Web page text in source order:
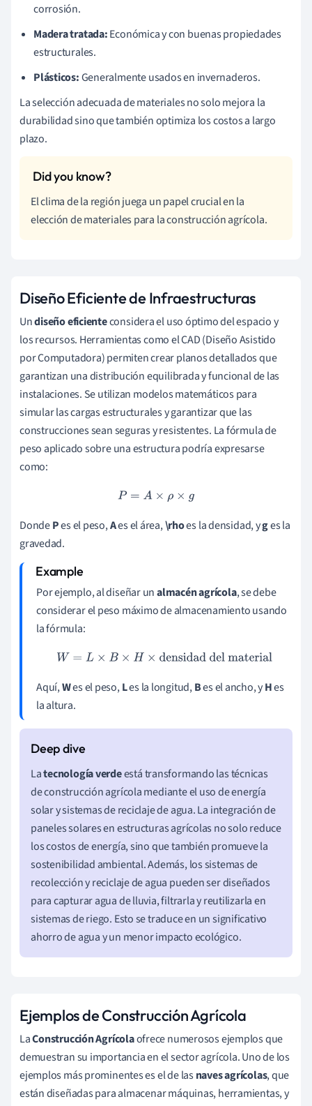
corrosión.
Madera tratada:Económica y con buenas propiedades
estructurales.
Plásticos:Generalmente usados en invernaderos.
La selección adecuada de materiales no solo mejora la
durabilidad sino que también optimiza los costos a largo
plazo.
El clima de la región juega un papel crucial en la
elección de materiales para la construcción agrícola.
Diseño Eficiente de Infraestructuras
Undiseño eficienteconsidera el uso óptimo del espacio y
los recursos. Herramientas como el CAD (Diseño Asistido
por Computadora) permiten crear planos detallados que
garantizan una distribución equilibrada y funcional de las
instalaciones. Se utilizan modelos matemáticos para
simular las cargas estructurales y garantizar que las
construcciones sean seguras y resistentes. La fórmula de
peso aplicado sobre una estructura podría expresarse
como:
P =A ×ρ ×g
DondePes el peso,Aes el área,\rhoes la densidad, yges la
gravedad.
Por ejemplo, al diseñar unalmacén agrícola, se debe
considerar el peso máximo de almacenamiento usando
la fórmula:
W= L×B ×H×densidad del material
Aquí,Wes el peso,Les la longitud,Bes el ancho, yHes
la altura.
Latecnología verdeestá transformando las técnicas
de construcción agrícola mediante el uso de energía
solar y sistemas de reciclaje de agua. La integración de
paneles solares en estructuras agrícolas no solo reduce
los costos de energía, sino que también promueve la
sostenibilidad ambiental. Además, los sistemas de
recolección y reciclaje de agua pueden ser diseñados
para capturar agua de lluvia, filtrarla y reutilizarla en
sistemas de riego. Esto se traduce en un significativo
ahorro de agua y un menor impacto ecológico.
Ejemplos de Construcción Agrícola
LaConstrucción Agrícolaofrece numerosos ejemplos que
demuestran su importancia en el sector agrícola. Uno de los
ejemplos más prominentes es el de lasnaves agrícolas, que
están diseñadas para almacenar máquinas, herramientas, y